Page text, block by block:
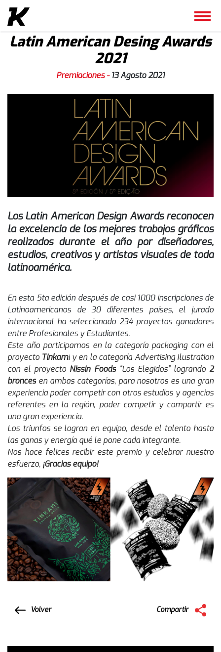
Latin American Desing Awards
2021
Premiaciones -13 Agosto 2021
Los Latin American Design Awards reconocen
la excelencia de los mejores trabajos gráficos
realizados durante el año por diseñadores,
estudios, creativos y artistas visuales de toda
latinoamérica.
En esta 5ta edición después de casi 1000 inscripciones de
Latinoamericanos de 30 diferentes países, el jurado
internacional ha seleccionado 234 proyectos ganadores
entre Profesionales y Estudiantes.
Este año participamos en la categoría packaging con el
proyecto Tinkami y en la categoría Advertising Ilustration
con el proyecto Nissin Foods“Los Elegidos” logrando 2
bronces en ambas categorías, para nosotros es una gran
experiencia poder competir con otros estudios y agencias
referentes en la región, poder competir y compartir es
una gran experiencia.
Los triunfos se logran en equipo, desde el talento hasta
las ganas y energía qué le pone cada integrante.
Nos hace felices recibir este premio y celebrar nuestro
esfuerzo, ¡Gracias equipo!
Volver Compartir